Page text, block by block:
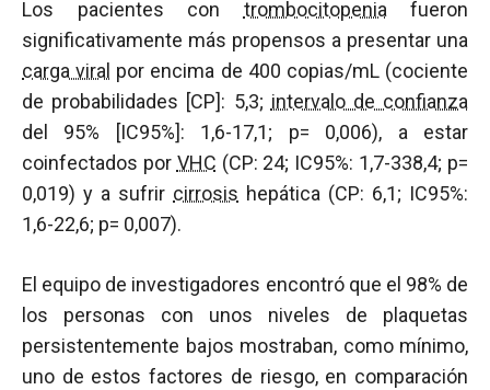
Los pacientes con trombocitopenia fueron
significativamente más propensos a presentar una
carga viral por encima de 400 copias/mL (cociente
de probabilidades [CP]: 5,3; intervalo de confianza
del 95% [IC95%]: 1,6-17,1; p= 0,006), a estar
coinfectados por VHC (CP: 24; IC95%: 1,7-338,4; p=
0,019) y a sufrir cirrosis hepática (CP: 6,1; IC95%:
1,6-22,6; p= 0,007).
El equipo de investigadores encontró que el 98% de
los personas con unos niveles de plaquetas
persistentemente bajos mostraban, como mínimo,
uno de estos factores de riesgo, en comparación